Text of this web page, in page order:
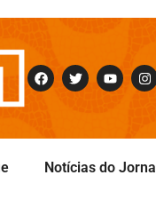
Notícias do Jornal